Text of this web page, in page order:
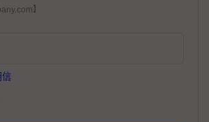
】
信